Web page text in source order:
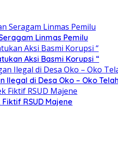
Linmas Pemilu
Aksi Basmi Korupsi “
di Desa Oko – Oko
RSUD Majene